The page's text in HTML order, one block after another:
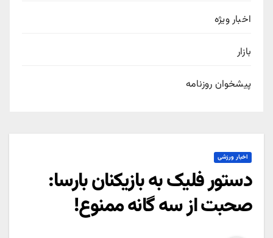
اخبار ویژه
بازار
پیشخوان روزنامه
اخبار ورزشی
دستور فلیک به بازیکنان بارسا:
صحبت از سه گانه ممنوع!